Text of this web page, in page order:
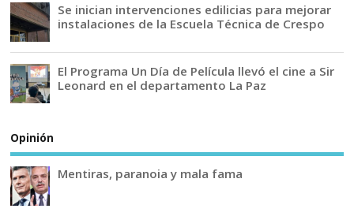
Se inician intervenciones edilicias para mejorar
instalaciones de la Escuela Técnica de Crespo
El Programa Un Día de Película llevó el cine a Sir
Leonard en el departamento La Paz
Opinión
Mentiras, paranoia y mala fama